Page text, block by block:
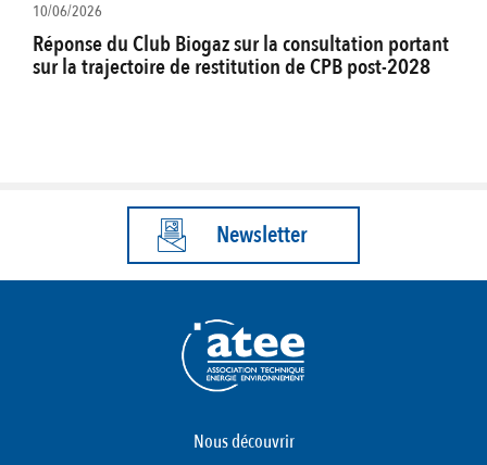
10/06/2026
Réponse du Club Biogaz sur la consultation portant
sur la trajectoire de restitution de CPB post-2028
Newsletter
Nous découvrir